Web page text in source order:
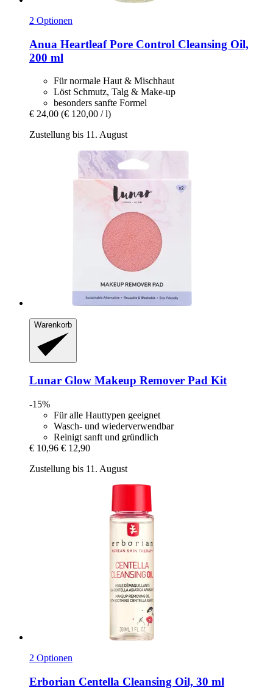
2 Optionen
Anua Heartleaf Pore Control Cleansing Oil,
200 ml
Für normale Haut & Mischhaut
Löst Schmutz, Talg & Make-up
besonders sanfte Formel
€ 24,00 (€ 120,00 / l)
Zustellung bis 11. August
Warenkorb
Lunar Glow Makeup Remover Pad Kit
-15%
Für alle Hauttypen geeignet
Wasch- und wiederverwendbar
Reinigt sanft und gründlich
€ 10,96 € 12,90
Zustellung bis 11. August
2 Optionen
Erborian Centella Cleansing Oil, 30 ml